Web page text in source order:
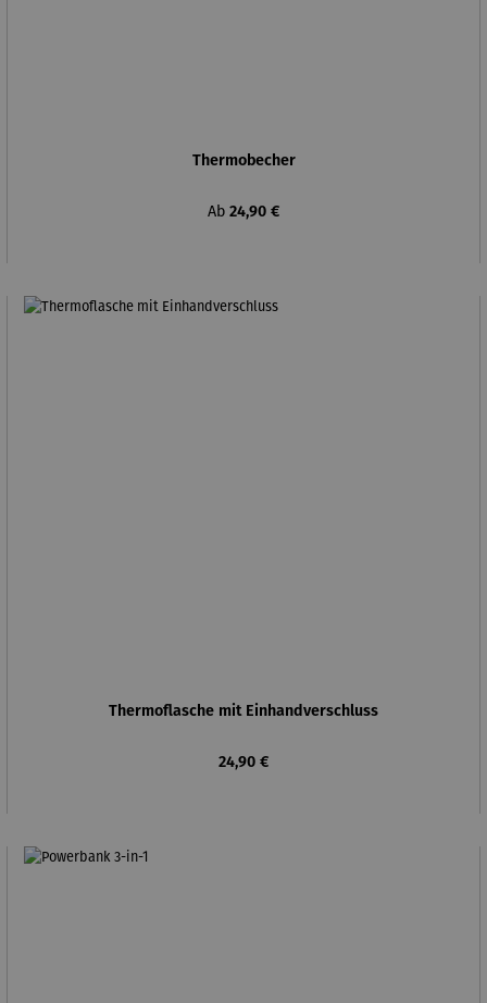
Thermobecher
Regulärer Preis:
Ab 24,90 €
Thermoflasche mit Einhandverschluss
Regulärer Preis:
24,90 €